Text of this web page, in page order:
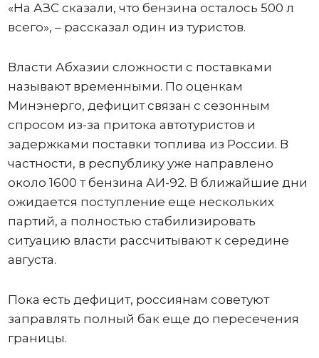
«На АЗС сказали, что бензина осталось 500 л
всего», – рассказал один из туристов.
Власти Абхазии сложности с поставками
называют временными. По оценкам
Минэнерго, дефицит связан с сезонным
спросом из-за притока автотуристов и
задержками поставки топлива из России. В
частности, в республику уже направлено
около 1600 т бензина АИ-92. В ближайшие дни
ожидается поступление еще нескольких
партий, а полностью стабилизировать
ситуацию власти рассчитывают к середине
августа.
Пока есть дефицит, россиянам советуют
заправлять полный бак еще до пересечения
границы.